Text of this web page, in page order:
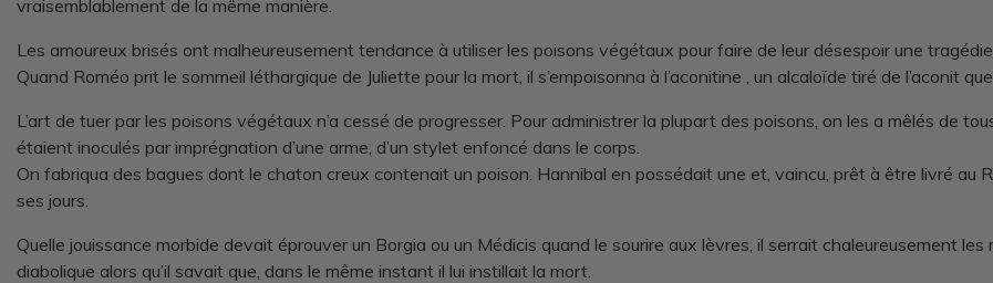
vraisemblablement de la même manière.
Les amoureux brisés ont malheureusement tendance à utiliser les poisons végétaux pour faire de leur désespoir une
Quand Roméo prit le sommeil léthargique de Juliette pour la mort, il s’empoisonna à l’aconitine , un alcaloïde tiré de l’aconit
L’art de tuer par les poisons végétaux n’a cessé de progresser. Pour administrer la plupart des poisons, on les a mêlés de
étaient inoculés par imprégnation d’une arme, d’un stylet enfoncé dans le corps.
On fabriqua des bagues dont le chaton creux contenait un poison. Hannibal en possédait une et, vaincu, prêt à être livré au
ses jours.
Quelle jouissance morbide devait éprouver un Borgia ou un Médicis quand le sourire aux lèvres, il serrait chaleureusement
diabolique alors qu’il savait que, dans le même instant il lui instillait la mort.